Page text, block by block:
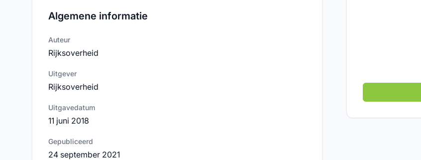
Algemene informatie
Auteur
Rijksoverheid
Uitgever
Rijksoverheid
Uitgavedatum
11 juni 2018
Gepubliceerd
24 september 2021